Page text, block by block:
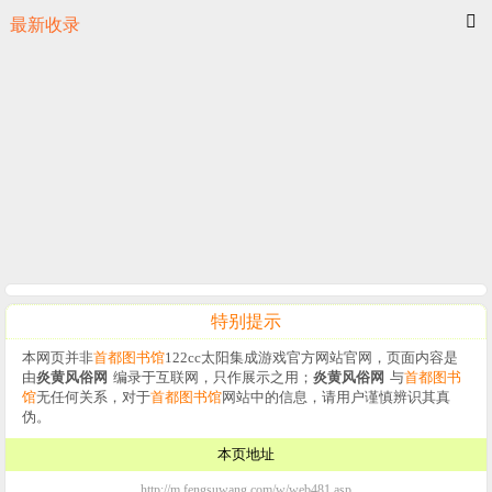
最新收录
特别提示
本网页并非首都图书馆122cc太阳集成游戏官方网站官网，页面内容是
由炎黄风俗网 编录于互联网，只作展示之用； 炎黄风俗网 与首都图书
馆无任何关系，对于首都图书馆网站中的信息，请用户谨慎辨识其真
伪。
本页地址